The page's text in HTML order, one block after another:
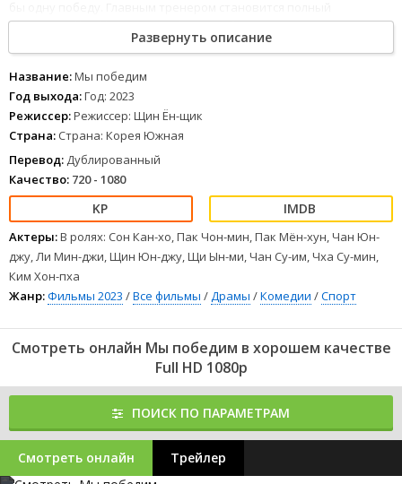
неудачник Ким У-джин, не добивавшийся заметных результатов
ни в качестве спортсмена, ни в качестве тренера.
Его интересуют не грядущие игры, а обещанное через год место
в университетской сборной, но вскоре честолюбие берёт верх,
и Ким начинает делать перестановки в команде, чтобы
неожиданно для соперников использовать неявные сильные
стороны спортсменок.
12 34 5 678
Развернуть описание
Название:Мы победим
Год выхода:Год: 2023
Режиссер:Режиссер: Щин Ён-щик
Страна: Страна: Корея Южная
Перевод: Дублированный
Качество: 720 - 1080
Актеры:В ролях: Сон Кан-хо, Пак Чон-мин, Пак Мён-хун, Чан Юн-
джу, Ли Мин-джи, Щин Юн-джу, Щи Ын-ми, Чан Су-им, Чха Су-мин,
Ким Хон-пха
Жанр:Фильмы 2023 /Все фильмы /Драмы /Комедии /Спорт
Смотреть онлайн Мы победим в хорошем качестве
Full HD 1080p
ПОИСК ПО ПАРАМЕТРАМ
Смотреть онлайн Трейлер